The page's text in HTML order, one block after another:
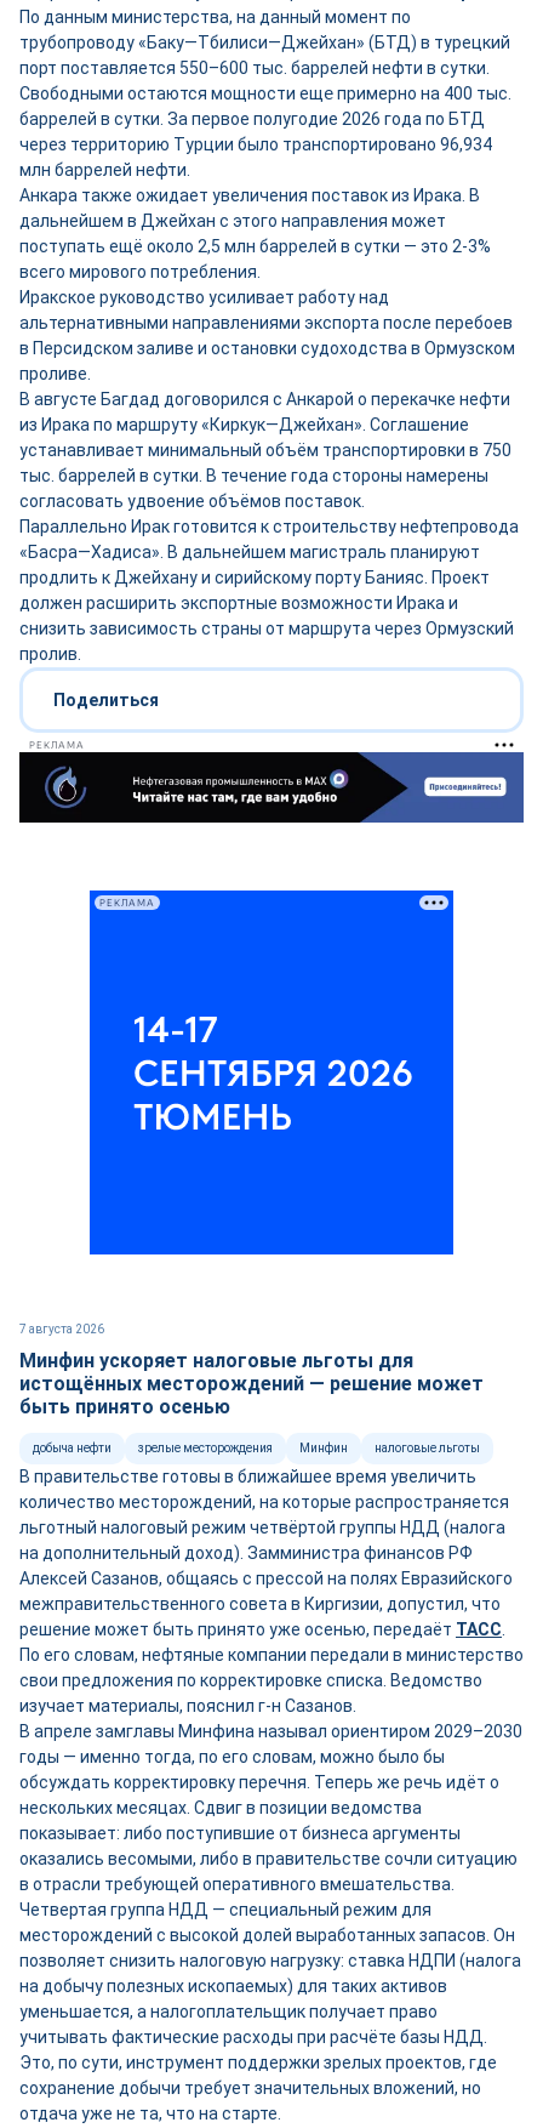
По данным министерства, на данный момент по
трубопроводу «Баку—Тбилиси—Джейхан» (БТД) в турецкий
порт поставляется 550–600 тыс. баррелей нефти в сутки.
Свободными остаются мощности ещепримерно на 400 тыс.
баррелей в сутки. За первое полугодие 2026 года по БТД
через территорию Турции было транспортировано 96,934
млн баррелей нефти.
Анкара также ожидает увеличения поставок из Ирака. В
дальнейшем в Джейхан с этого направления может
поступать ещё около 2,5 млн баррелей в сутки — это 2-3%
всего мирового потребления.
Иракское руководство усиливает работу над
альтернативными направлениями экспорта после перебоев
в Персидском заливе и остановки судоходства в Ормузском
проливе.
В августе Багдад договорился с Анкарой о перекачке нефти
из Ирака по маршруту «Киркук—Джейхан». Соглашение
устанавливает минимальный объём транспортировки в 750
тыс. баррелей в сутки. В течение года стороны намерены
согласовать удвоение объёмов поставок.
Параллельно Ирак готовится к строительству нефтепровода
«Басра—Хадиса». В дальнейшем магистраль планируют
продлить к Джейхану и сирийскому порту Банияс. Проект
должен расширить экспортные возможности Ирака и
снизить зависимость страны от маршрута через Ормузский
пролив.
Поделиться
РЕКЛАМА
7 августа 2026
Минфин ускоряет налоговые льготы для
истощённых месторождений — решение может
быть принято осенью
добыча нефти зрелые месторождения Минфин налоговые льготы
В правительстве готовы в ближайшее время увеличить
количество месторождений, на которые распространяется
льготный налоговый режим четвёртой группы НДД (налога
на дополнительный доход). Замминистра финансов РФ
Алексей Сазанов, общаясь с прессой на полях Евразийского
межправительственного совета в Киргизии, допустил, что
решение может быть принято уже осенью, передаёт ТАСС
По его словам, нефтяные компании передали в министерство
свои предложения по корректировке списка. Ведомство
изучает материалы, пояснил г-н Сазанов.
В апреле замглавы Минфина называл ориентиром 2029–2030
годы — именно тогда, по его словам, можно было бы
обсуждать корректировку перечня. Теперь же речь идёт о
нескольких месяцах. Сдвиг в позиции ведомства
показывает: либо поступившие от бизнеса аргументы
оказались весомыми, либо в правительстве сочли ситуацию
в отрасли требующей оперативного вмешательства.
Четвертая группа НДД — специальный режим для
месторождений с высокой долей выработанных запасов. Он
позволяет снизить налоговую нагрузку: ставка НДПИ (налога
на добычу полезных ископаемых) для таких активов
уменьшается, а налогоплательщик получает право
учитывать фактические расходы при расчёте базы НДД.
Это, по сути, инструмент поддержки зрелых проектов, где
сохранение добычи требует значительных вложений, но
отдача уже не та, что на старте.
РЕКЛАМА